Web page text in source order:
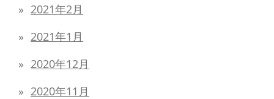
2021年2月
2021年1月
2020年12月
2020年11月